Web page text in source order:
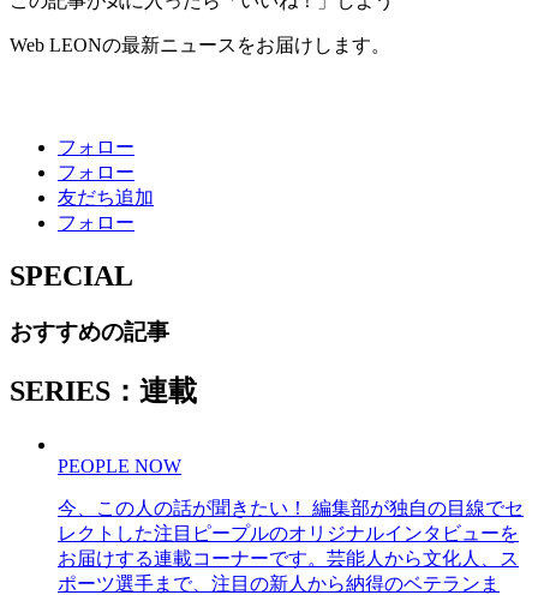
Web LEONの最新ニュースをお届けします。
フォロー
フォロー
友だち追加
フォロー
SPECIAL
おすすめの記事
SERIES：連載
PEOPLE NOW
今、この人の話が聞きたい！ 編集部が独自の目線でセ
レクトした注目ピープルのオリジナルインタビューを
お届けする連載コーナーです。芸能人から文化人、ス
ポーツ選手まで、注目の新人から納得のベテランま